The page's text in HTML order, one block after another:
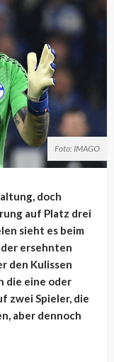
Foto: IMAGO
doch
auf Platz drei
sieht es beim
der ersehnten
den Kulissen
die eine oder
zwei Spieler, die
aber dennoch